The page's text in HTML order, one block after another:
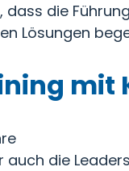
dass die
Lösungen
mit
auch die